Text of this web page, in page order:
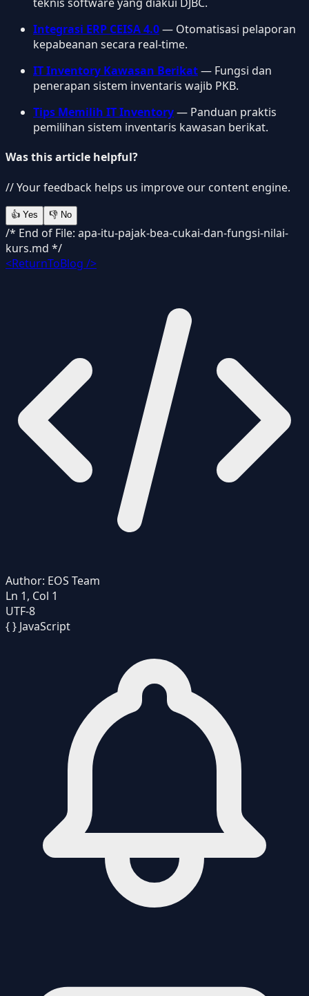
Integrasi ERP CEISA 4.0— Otomatisasi pelaporan
kepabeanan secara real-time.
IT Inventory Kawasan Berikat— Fungsi dan
penerapan sistem inventaris wajib PKB.
Tips Memilih IT Inventory— Panduan praktis
pemilihan sistem inventaris kawasan berikat.
Was this article helpful?
// Your feedback helps us improve our content engine.
👍 Yes 👎 No
/* End of File: apa-itu-pajak-bea-cukai-dan-fungsi-nilai-
kurs.md */
<ReturnToBlog />
Author: EOS Team
Ln 1, Col 1
UTF-8
{ } JavaScript